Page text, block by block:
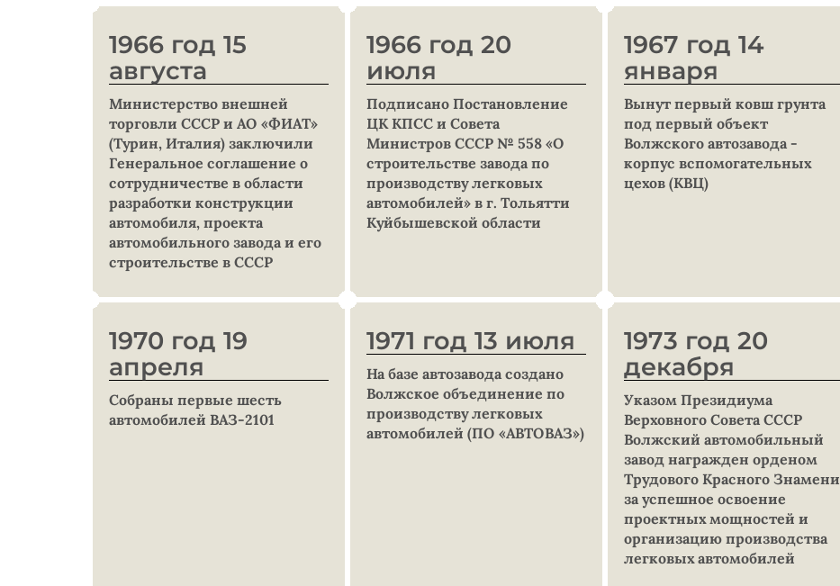
1966 год 15
августа
Министерство внешней
торговли СССР и АО «ФИАТ»
(Турин, Италия) заключили
Генеральное соглашение о
сотрудничестве в области
разработки конструкции
автомобиля, проекта
автомобильного завода и его
строительстве в СССР
1966 год 20
июля
Подписано Постановление
ЦК КПСС и Совета
Министров СССР № 558 «О
строительстве завода по
производству легковых
автомобилей» в г. Тольятти
Куйбышевской области
1967 год 14
января
Вынут первый ковш грунта
под первый объект
Волжского автозавода -
корпус вспомогательных
цехов (КВЦ)
1970 год 19
апреля
Собраны первые шесть
автомобилей ВАЗ-2101
1971 год 13 июля
На базе автозавода создано
Волжское объединение по
производству легковых
автомобилей (ПО «АВТОВАЗ»)
1973 год 20
декабря
Указом Президиума
Верховного Совета СССР
Волжский автомобильный
завод награжден орденом
Трудового Красного Знамени
за успешное освоение
проектных мощностей и
организацию производства
легковых автомобилей